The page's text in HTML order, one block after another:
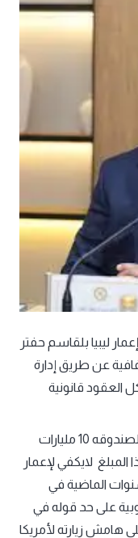
ليبيا بلقاسم حفتر
عن طريق إدارة
العقود قانونية
وأشار ” حفتر ” إلى أن مجلس النواب وفر لصندوقه 10 مليارات
المبلغ لايكفي لإعمار
الماضية في
على حد قوله في
هامش زيارته لأمريكا